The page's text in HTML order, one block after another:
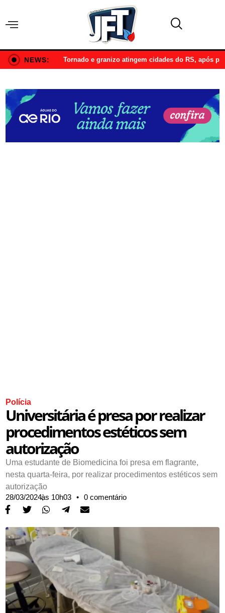
NEWS: Tornado e granizo atingem cidades do RS, após
Polícia
Universitária é presa por realizar
procedimentos estéticos sem
autorização
Uma estudante de Biomedicina foi presa em flagrante,
nesta quarta-feira, por realizar procedimentos estéticos sem
autorização
28/03/2024,às 10h03 • 0 comentário